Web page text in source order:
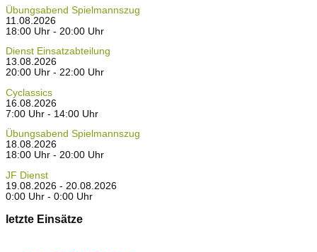
Übungsabend Spielmannszug
11.08.2026
18:00 Uhr - 20:00 Uhr
Dienst Einsatzabteilung
13.08.2026
20:00 Uhr - 22:00 Uhr
Cyclassics
16.08.2026
7:00 Uhr - 14:00 Uhr
Übungsabend Spielmannszug
18.08.2026
18:00 Uhr - 20:00 Uhr
JF Dienst
19.08.2026 - 20.08.2026
0:00 Uhr - 0:00 Uhr
letzte Einsätze